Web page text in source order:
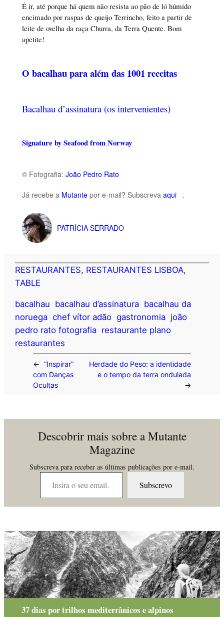
É ir, até porque há quem não resista ao pão de ló húmido
encimado por raspas de queijo Terrincho, feito a partir de
leite de ovelha da raça Churra, da Terra Quente. Bom
apetite!
O bacalhau para além das 1001 receitas
Bacalhau d’assinatura (os intervenientes)
Signature by Seafood from Norway
© Fotografia: João Pedro Rato
Já recebe a Mutantepor e-mail? Subscreva aqui .
PATRÍCIA SERRADO
RESTAURANTES, RESTAURANTES LISBOA
TABLE
bacalhau bacalhau d’assinatura bacalhau da
noruega chef vítor adão gastronomia joão
pedro rato fotografia restaurante plano
restaurantes
←
“Inspirar”
com Danças
Ocultas
Herdade do Peso: a identidade
e o tempo da terra ondulada
→
Descobrir mais sobre a Mutante
Magazine
Subscreva para receber as últimas publicações por e-mail.
Insira o seu email…
Subscrevo
37 dias por trilhos mediterrânicos e alpinos